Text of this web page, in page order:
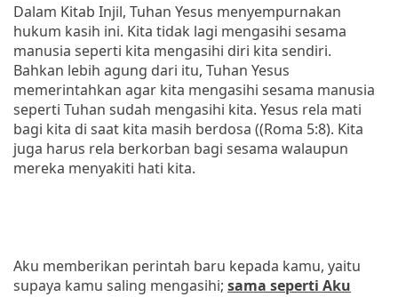
Dalam Kitab Injil, Tuhan Yesus menyempurnakan
hukum kasih ini. Kita tidak lagi mengasihi sesama
manusia seperti kita mengasihi diri kita sendiri.
Bahkan lebih agung dari itu, Tuhan Yesus
memerintahkan agar kita mengasihi sesama manusia
seperti Tuhan sudah mengasihi kita. Yesus rela mati
bagi kita di saat kita masih berdosa ((Roma 5:8). Kita
juga harus rela berkorban bagi sesama walaupun
mereka menyakiti hati kita.
Aku memberikan perintah baru kepada kamu, yaitu
supaya kamu saling mengasihi; sama seperti Aku